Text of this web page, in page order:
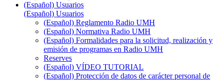
(Español) Usuarios
(Español) Usuarios
(Español) Reglamento Radio UMH
(Español) Normativa Radio UMH
(Español) Formalidades para la solicitud, realización y
emisión de programas en Radio UMH
Reserves
(Español) VÍDEO TUTORIAL
(Español) Protección de datos de carácter personal de